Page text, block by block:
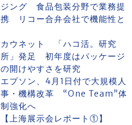
ジング 食品包装分野で業務提
携 リコー合弁会社で機能性と
カウネット 「ハコ活。研究
所」発足 初年度はパッケージ
の開けやすさを研究
エプソン、4月1日付で大規模人
事・機構改革 “One Team”体
制強化へ
【上海展示会レポート①】